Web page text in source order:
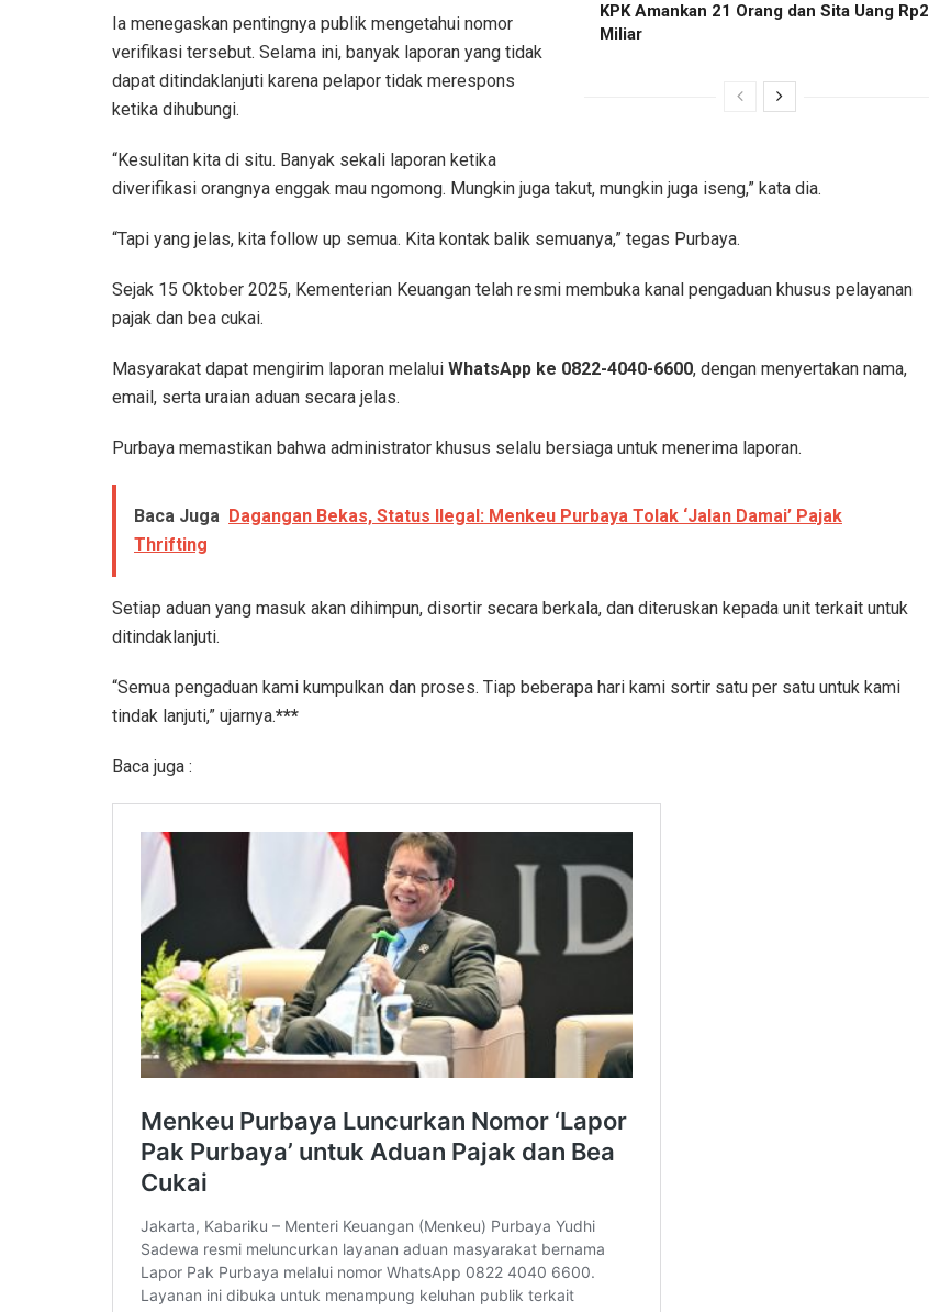
KPK Amankan 21 Orang dan Sita Uang Rp2
Miliar
Ia menegaskan pentingnya publik mengetahui nomor
verifikasi tersebut. Selama ini, banyak laporan yang tidak
dapat ditindaklanjuti karena pelapor tidak merespons
ketika dihubungi.
“Kesulitan kita di situ. Banyak sekali laporan ketika
diverifikasi orangnya enggak mau ngomong. Mungkin juga takut, mungkin juga iseng,” kata dia.
“Tapi yang jelas, kita follow up semua. Kita kontak balik semuanya,” tegas Purbaya.
Sejak 15 Oktober 2025, Kementerian Keuangan telah resmi membuka kanal pengaduan khusus pelayanan
pajak dan bea cukai.
Masyarakat dapat mengirim laporan melalui WhatsApp ke 0822-4040-6600, dengan menyertakan nama,
email, serta uraian aduan secara jelas.
Purbaya memastikan bahwa administrator khusus selalu bersiaga untuk menerima laporan.
Baca Juga Dagangan Bekas, Status Ilegal: Menkeu Purbaya Tolak ‘Jalan Damai’ Pajak
Thrifting
Setiap aduan yang masuk akan dihimpun, disortir secara berkala, dan diteruskan kepada unit terkait untuk
ditindaklanjuti.
“Semua pengaduan kami kumpulkan dan proses. Tiap beberapa hari kami sortir satu per satu untuk kami
tindak lanjuti,” ujarnya.***
Baca juga :